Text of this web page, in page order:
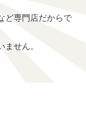
ど専門店だからで
せん。